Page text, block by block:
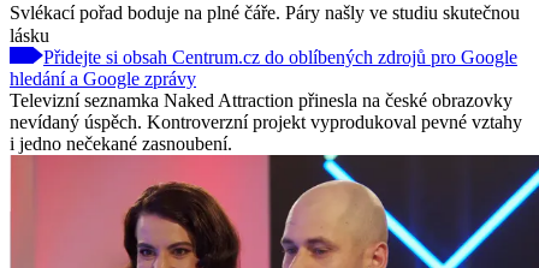
Svlékací pořad boduje na plné čáře. Páry našly ve studiu skutečnou
lásku
Přidejte si obsah Centrum.cz do oblíbených zdrojů pro Google
hledání a Google zprávy
Televizní seznamka Naked Attraction přinesla na české obrazovky
nevídaný úspěch. Kontroverzní projekt vyprodukoval pevné vztahy
i jedno nečekané zasnoubení.